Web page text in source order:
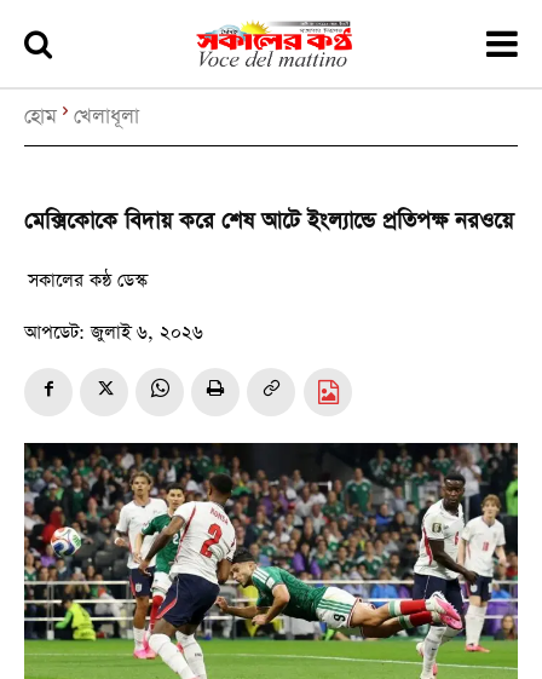
হোম খেলাধূলা
মেক্সিকোকে বিদায় করে শেষ আটে ইংল্যান্ডে প্রতিপক্ষ নরওয়ে
সকালের কন্ঠ ডেস্ক
আপডেট: জুলাই ৬, ২০২৬